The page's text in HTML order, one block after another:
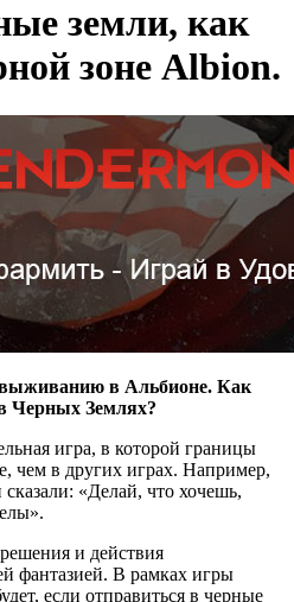
земли, как
зоне Albion.
в Альбионе. Как
Черных Землях?
игра, в которой границы
чем в других играх. Например,
«Делай, что хочешь,
и действия
фантазией. В рамках игры
если отправиться в черные